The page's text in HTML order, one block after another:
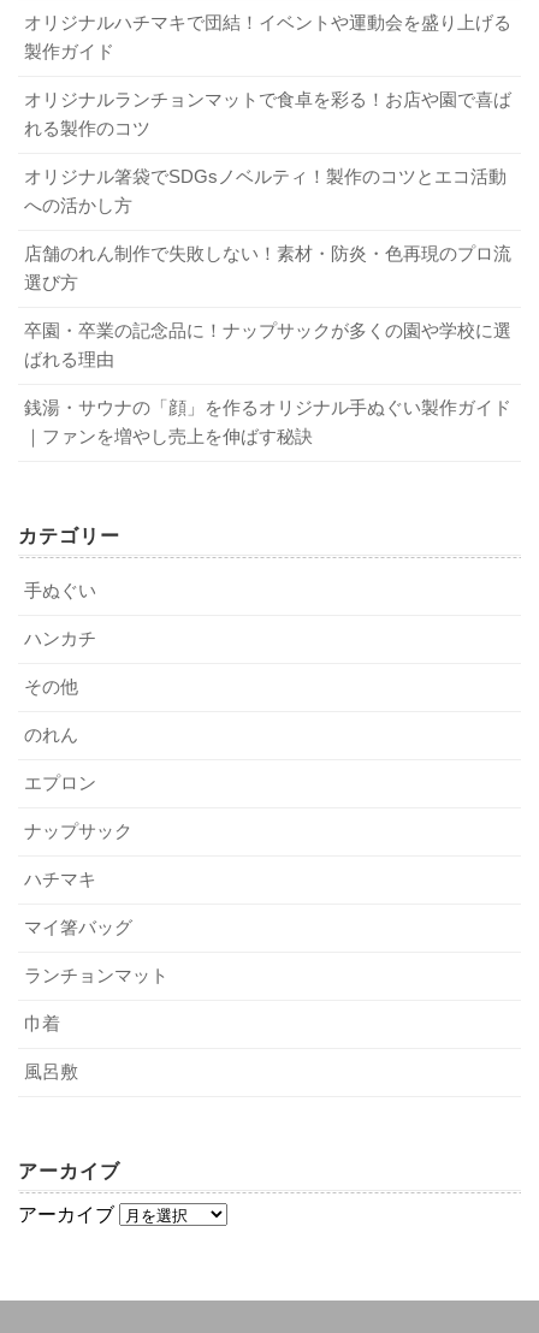
く時間もかかりがちです。一方で、中ロット（500〜1,000
枚）かつ短納期を目指すなら、
択肢になります。セットアップが比較的シンプルで、納期
が読みやすいからです。デジタルプリントなら版代不要で
質もあります。「仕上がり」と「期限」のどちらを優先す
い作りには不可欠です。
関連記事 手ぬぐいの生地の種類は？ 同じように見えても違う？
者比較の新常識
格変化、見積もり内訳の見方にはコツがあります。単価の
安さだけに目を奪われると、後から追加費用の請求に驚く
同じ枚数でも大違い！500枚・1,000枚で変わる
コストのリアル
の価格になるわけではありません。スクリーンプリントな
どの場合、版代を製作枚数で割るため、ロットが増えるほ
ントは少量でも対応しやすい反面、大量発注時の割安感は
薄い傾向にあります。自分たちが発注したいボリュームに
が、コストパフォーマンスを左右するのですよ。
見積書の中には、生地代・版代・印刷費以外にも、送料や
素晴らしい製品を生むのですよ。
関連記事 手ぬぐいを販促品として活用する3つのポイント！事例や依頼のコツも！
保証・国内体制で差がつく安心ポイント
最後は、その業者の「姿勢」が決め手になります。国内工
場での一貫生産という言葉は、単なるラベルではなく、責
任の所在が明確であることの証左なのです。
国内完結の安心は本物か？検品体制の見極め
ェックなのか抜き取りなのか、不良品が出た際の再製作ル
ールはどうなっているのか。これらを事前に書面で明記し
任を持つ」という姿勢こそが、大量注文というプレッシャ
ーからあなたを解放してくれるのです。
過去に自治体や老舗ブランド、大手企業の販促品を手掛け
てきた実績は、その業者が厳しい品質基準をクリアしてき
スタッフの丁寧な対応や進捗連絡の細やかさが綴られてい
るかどうかも重要です。実績事例や過去案件の写真をじっ
に見えない「安心」というサービスも一緒に納品してくれ
るものなのですよ。
手ぬぐいの生地の種類は？ 同じように見えても違う？
6．まとめ
手ぬぐいの業者選びは、単なる発注作業ではなく、あなた
の想いを形にするためのパートナー探しです。短納期や大
量発注といった厳しい条件下であればこそ、表面的な価格
なデザインサポートの有無が重要になります。国内自社工
場を持つ業者の強みを活かし、サンプル確認を徹底するこ
とで、後悔のないものづくりが実現できるはずです。
優先条件（納期・包装・価格の順位）を整理し、自分
工費の内訳」を具体的に確認する
サンプルや実績、スタッフの対応から「もしもの時に
相談できる誠実さ」を見極める
今回お伝えした手順を実践すれば、きっと納得感のある決
で、納期遅れや色味のトラブルを未然に防ぎ、お客様と喜
びを分かち合えた経験が何度もあります。現場で得た安心
枚を形にしてくださいね。
出典
スズキネ株式会社｜オリジナル手ぬぐい製作公式サイト
スズキネ株式会社｜お客様の声・製作実績
オリジナルハチマキで団結！イベントや運動会を盛り上げる
製作ガイド
オリジナルランチョンマットで食卓を彩る！お店や園で喜ば
れる製作のコツ
オリジナル箸袋でSDGsノベルティ！製作のコツとエコ活動
への活かし方
店舗のれん制作で失敗しない！素材・防炎・色再現のプロ流
選び方
卒園・卒業の記念品に！ナップサックが多くの園や学校に選
ばれる理由
銭湯・サウナの「顔」を作るオリジナル手ぬぐい製作ガイド
｜ファンを増やし売上を伸ばす秘訣
カテゴリー
手ぬぐい
ハンカチ
その他
のれん
エプロン
ナップサック
ハチマキ
マイ箸バッグ
ランチョンマット
巾着
風呂敷
アーカイブ
アーカイブ